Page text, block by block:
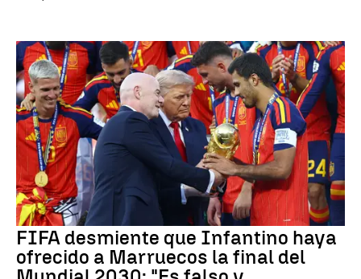
FIFA desmiente que Infantino haya
ofrecido a Marruecos la final del